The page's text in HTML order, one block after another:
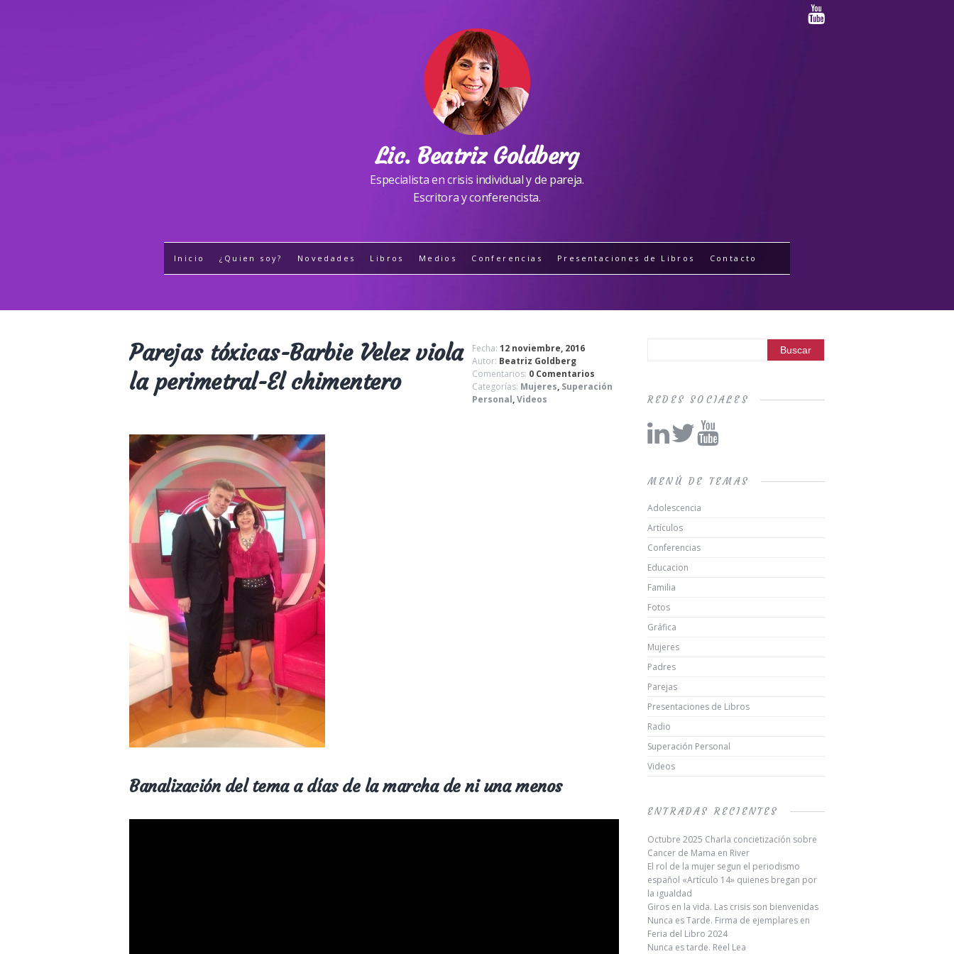
Lic. Beatriz Goldberg
Especialista en crisis individual y de pareja.
Escritora y conferencista.
Inicio ¿Quien soy? Novedades Libros Medios Conferencias Presentaciones de Libros Contacto
Parejas tóxicas-Barbie Velez viola
la perimetral-El chimentero
Fecha: 12 noviembre, 2016
Autor: Beatriz Goldberg
Comentarios: 0 Comentarios
Categorías: Mujeres, Superación
Personal,Videos
Banalización del tema a días de la marcha de ni una menos
REDES SOCIALES
MENÚ DE TEMAS
Adolescencia
Artículos
Conferencias
Educacion
Familia
Fotos
Gráfica
Mujeres
Padres
Parejas
Presentaciones de Libros
Radio
Superación Personal
Videos
ENTRADAS RECIENTES
Octubre 2025 Charla concietización sobre
Cancer de Mama en River
El rol de la mujer segun el periodismo
español «Artículo 14» quienes bregan por
la igualdad
Giros en la vida. Las crisis son bienvenidas
Nunca es Tarde. Firma de ejemplares en
Feria del Libro 2024
Nunca es tarde. Reel Lea